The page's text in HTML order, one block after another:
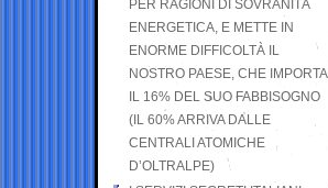
PER RAGIONI DI SOVRANITÀ
ENERGETICA, E METTE IN
ENORME DIFFICOLTÀ IL
NOSTRO PAESE, CHE IMPORTA
IL 16% DEL SUO FABBISOGNO
(IL 60% ARRIVA DALLE
CENTRALI ATOMICHE
D’OLTRALPE)